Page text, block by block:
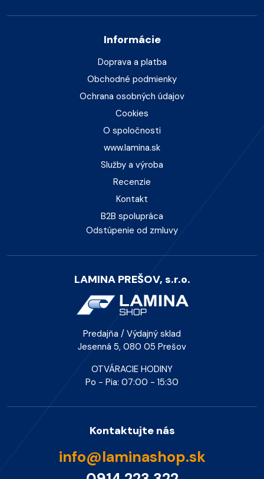
Informácie
Doprava a platba
Obchodné podmienky
Ochrana osobných údajov
Cookies
O spoločnosti
www.lamina.sk
Služby a výroba
Recenzie
Kontakt
B2B spolupráca
Odstúpenie od zmluvy
LAMINA PREŠOV, s.r.o.
Predajňa / Výdajný sklad
Jesenná 5, 080 05 Prešov
OTVÁRACIE HODINY
Po - Pia: 07:00 - 15:30
Kontaktujte nás
info@laminashop.sk